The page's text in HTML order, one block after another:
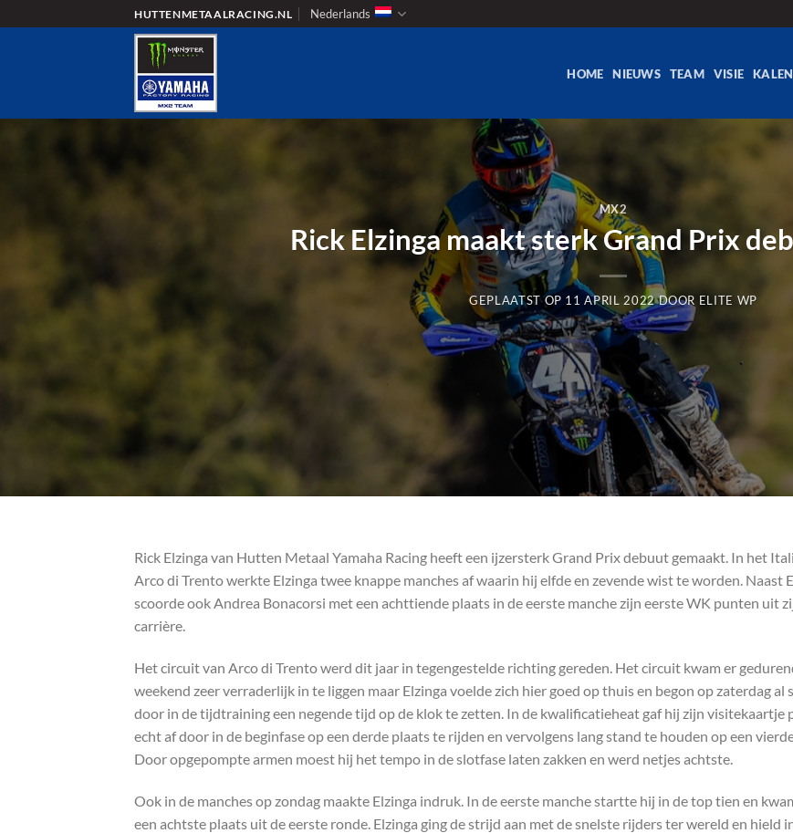
naar
HUTTENMETAALRACING.NL Nederlands
HOME NIEUWS TEAM VISIE
MX2
Rick Elzinga maakt sterk Grand Prix
GEPLAATST OP 11 APRIL 2022 DOOR ELITE WP
Rick Elzinga van Hutten Metaal Yamaha Racing heeft een ijzersterk Grand Prix debuut gemaakt. In het
Arco di Trento werkte Elzinga twee knappe manches af waarin hij elfde en zevende wist te worden. Naast
scoorde ook Andrea Bonacorsi met een achttiende plaats in de eerste manche zijn eerste WK punten uit
carrière.
Het circuit van Arco di Trento werd dit jaar in tegengestelde richting gereden. Het circuit kwam er
weekend zeer verraderlijk in te liggen maar Elzinga voelde zich hier goed op thuis en begon op zaterdag al
door in de tijdtraining een negende tijd op de klok te zetten. In de kwalificatieheat gaf hij zijn visitekaartje
echt af door in de beginfase op een derde plaats te rijden en vervolgens lang stand te houden op een
Door opgepompte armen moest hij het tempo in de slotfase laten zakken en werd netjes achtste.
Ook in de manches op zondag maakte Elzinga indruk. In de eerste manche startte hij in de top tien en
een achtste plaats uit de eerste ronde. Elzinga ging de strijd aan met de snelste rijders ter wereld en hield